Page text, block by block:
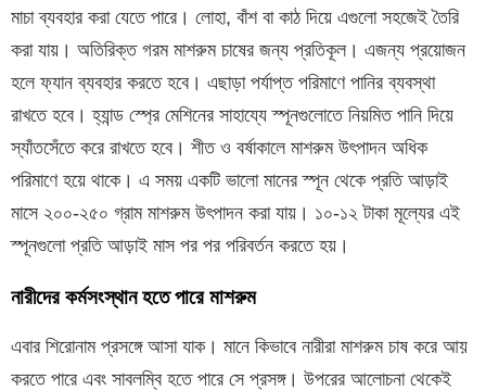
মাচা ব্যবহার করা যেতে পারে। লোহা, বাঁশ বা কাঠ দিয়ে এগুলো সহজেই তৈরি
করা যায়। অতিরিক্ত গরম মাশরুম চাষের জন্য প্রতিকূল। এজন্য প্রয়োজন
হলে ফ্যান ব্যবহার করতে হবে। এছাড়া পর্যাপ্ত পরিমাণে পানির ব্যবস্থা
রাখতে হবে। হ্যান্ড স্প্রে মেশিনের সাহায্যে স্পূনগুলোতে নিয়মিত পানি দিয়ে
স্যাঁতসেঁতে করে রাখতে হবে। শীত ও বর্ষাকালে মাশরুম উৎপাদন অধিক
পরিমাণে হয়ে থাকে। এ সময় একটি ভালো মানের স্পূন থেকে প্রতি আড়াই
মাসে ২০০-২৫০ গ্রাম মাশরুম উৎপাদন করা যায়। ১০-১২ টাকা মূল্যের এই
স্পূনগুলো প্রতি আড়াই মাস পর পর পরিবর্তন করতে হয়।
নারীদের কর্মসংস্থান হতে পারে মাশরুম
এবার শিরোনাম প্রসঙ্গে আসা যাক। মানে কিভাবে নারীরা মাশরুম চাষ করে আয়
করতে পারে এবং সাবলম্বি হতে পারে সে প্রসঙ্গ। উপরের আলোচনা থেকেই